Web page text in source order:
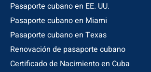
Pasaporte cubano en EE. UU.
Pasaporte cubano en Miami
Pasaporte cubano en Texas
Renovación de pasaporte cubano
Certificado de Nacimiento en Cuba